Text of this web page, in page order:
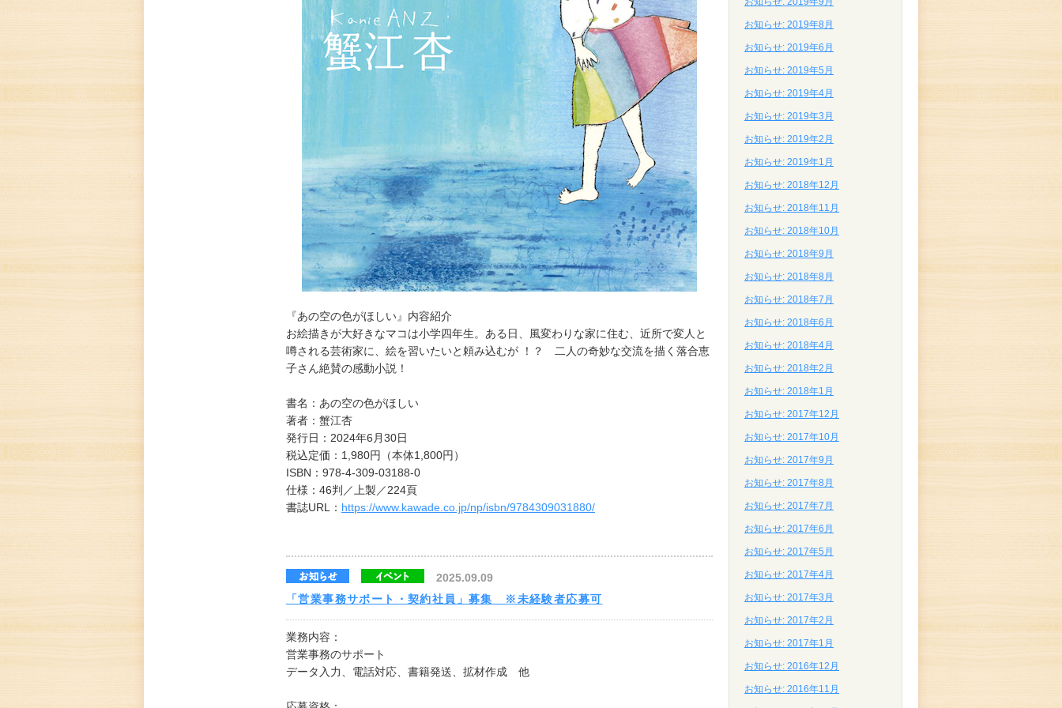
『あの空の色がほしい』内容紹介
お絵描きが大好きなマコは小学四年生。ある日、風変わりな家に住む、近所で変人と
噂される芸術家に、絵を習いたいと頼み込むが ！？ 二人の奇妙な交流を描く落合恵
子さん絶賛の感動小説！
書名：あの空の色がほしい
著者：蟹江杏
発行日：2024年6⽉30日
税込定価：1,980円（本体1,800円）
ISBN：978-4-309-03188-0
仕様：46判／上製／224頁
書誌URL： https://www.kawade.co.jp/np/isbn/9784309031880/
2025.09.09
「営業事務サポート・契約社員」募集 ※未経験者応募可
業務内容：
営業事務のサポート
データ入力、電話対応、書籍発送、拡材作成 他
お知らせ: 2019年8月
お知らせ: 2019年6月
お知らせ: 2019年5月
お知らせ: 2019年4月
お知らせ: 2019年3月
お知らせ: 2019年2月
お知らせ: 2019年1月
お知らせ: 2018年12月
お知らせ: 2018年11月
お知らせ: 2018年10月
お知らせ: 2018年9月
お知らせ: 2018年8月
お知らせ: 2018年7月
お知らせ: 2018年6月
お知らせ: 2018年4月
お知らせ: 2018年2月
お知らせ: 2018年1月
お知らせ: 2017年12月
お知らせ: 2017年10月
お知らせ: 2017年9月
お知らせ: 2017年8月
お知らせ: 2017年7月
お知らせ: 2017年6月
お知らせ: 2017年5月
お知らせ: 2017年4月
お知らせ: 2017年3月
お知らせ: 2017年2月
お知らせ: 2017年1月
お知らせ: 2016年12月
お知らせ: 2016年11月